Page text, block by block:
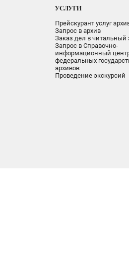
УСЛУГИ
Прейскурант услуг
Запрос в архив
Заказ дел в читальный
Запрос в Справочно-
информационный
федеральных
архивов
Проведение экскурсий